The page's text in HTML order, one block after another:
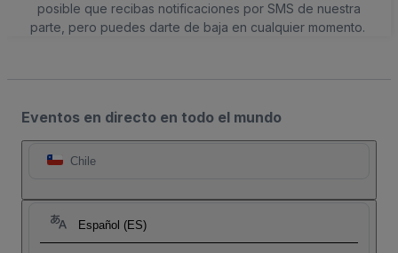
posible que recibas notificaciones por SMS de nuestra
parte, pero puedes darte de baja en cualquier momento.
Eventos en directo en todo el mundo
Chile
Español (ES)